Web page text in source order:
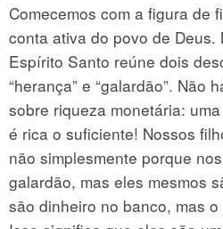
Comecemos com a figura de
conta ativa do povo de Deus.
Espírito Santo reúne dois
“herança” e “galardão”. Não
sobre riqueza monetária:
é rica o suficiente! Nossos
não simplesmente porque
galardão, mas eles mesmos
são dinheiro no banco, mas